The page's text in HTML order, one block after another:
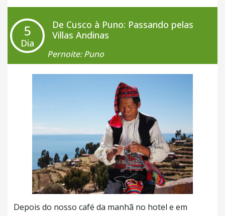
explicaçõessobre o lugar e o Império Inca.Você
vai ter um tempo livrepara aproveitar este lugar
incrível à sua maneira. Quando voltarmos do
passeio, embarcaremos no trem com destino à
Cusco onde será feito o traslado privado para o
hotel.
Almoço Sanctuary Lodge Machu Picchu
Pode interessar a você
Viagem Machu Picchu: Um guia completo aqui!
+ Café da Manhã
5
Dia
De Cusco à Puno: Passando pelas
Villas Andinas
Pernoite: Puno
Depois do nosso café da manhã no hotel e em